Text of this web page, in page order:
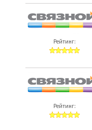
Рейтинг:
Рейтинг: